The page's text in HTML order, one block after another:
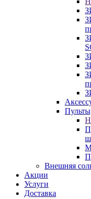
Внешняя
Акции
Услуги
Доставка